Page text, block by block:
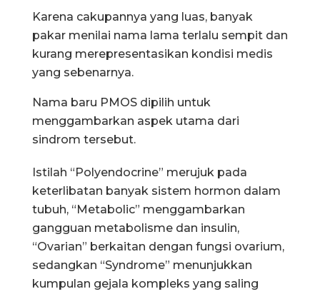
Karena cakupannya yang luas, banyak
pakar menilai nama lama terlalu sempit dan
kurang merepresentasikan kondisi medis
yang sebenarnya.
Nama baru PMOS dipilih untuk
menggambarkan aspek utama dari
sindrom tersebut.
Istilah “Polyendocrine” merujuk pada
keterlibatan banyak sistem hormon dalam
tubuh, “Metabolic” menggambarkan
gangguan metabolisme dan insulin,
“Ovarian” berkaitan dengan fungsi ovarium,
sedangkan “Syndrome” menunjukkan
kumpulan gejala kompleks yang saling